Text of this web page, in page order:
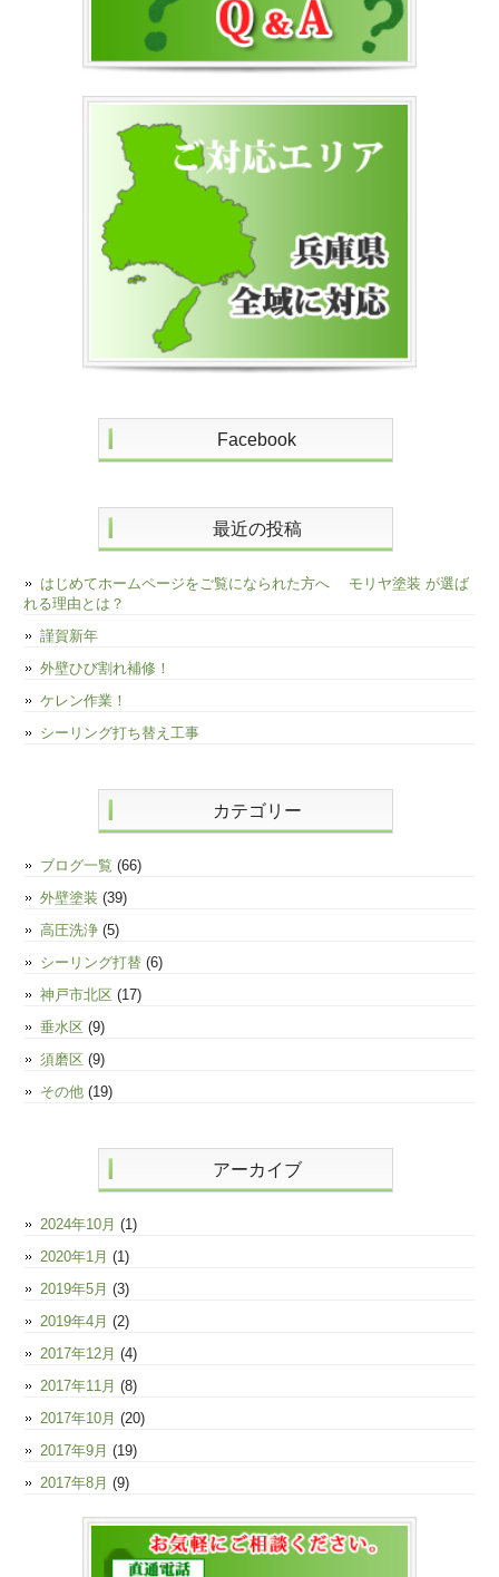
Facebook
最近の投稿
はじめてホームページをご覧になられた方へ モリヤ塗装 が選ば
れる理由とは？
謹賀新年
外壁ひび割れ補修！
ケレン作業！
シーリング打ち替え工事
カテゴリー
ブログ一覧 (66)
外壁塗装 (39)
高圧洗浄 (5)
シーリング打替 (6)
神戸市北区 (17)
垂水区 (9)
須磨区 (9)
その他 (19)
アーカイブ
2024年10月 (1)
2020年1月 (1)
2019年5月 (3)
2019年4月 (2)
2017年12月 (4)
2017年11月 (8)
2017年10月 (20)
2017年9月 (19)
2017年8月 (9)